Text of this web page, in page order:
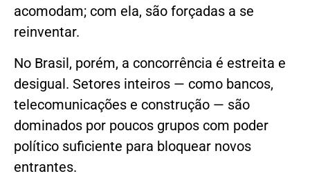
acomodam; com ela, são forçadas a se
reinventar.
No Brasil, porém, a concorrência é estreita e
desigual. Setores inteiros — como bancos,
telecomunicações e construção — são
dominados por poucos grupos com poder
político suficiente para bloquear novos
entrantes.